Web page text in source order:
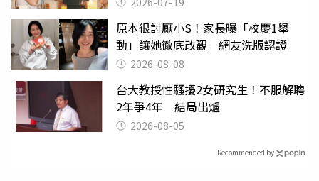
原本很討厭小S！家長曝「校慶1舉
動」讓她徹底改觀 網友洗版認證
2026-08-08
台大教授性騷擾2女研究生！不服解聘
2年爭4年 結局出爐
2026-08-05
Recommended by